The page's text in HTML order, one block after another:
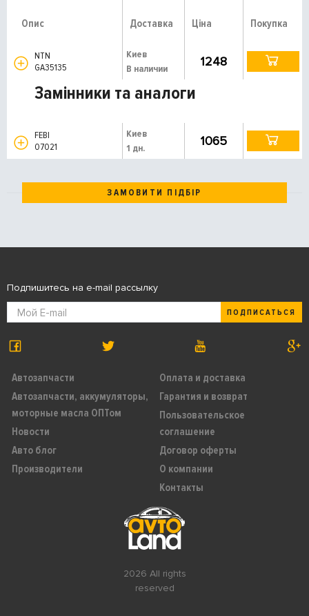
Опис Доставка Ціна Покупка
NTN
GA35135
Киев
В наличии
1248
Замінники та аналоги
FEBI
07021
Киев
1 дн.
1065
ЗАМОВИТИ ПІДБІР
2026 All rights
reserved
Автозапчасти
Автозапчасти, аккумуляторы,
моторные масла ОПТом
Новости
Авто блог
Производители
Оплата и доставка
Гарантия и возврат
Пользовательское
соглашение
Договор оферты
О компании
Контакты
Подпишитесь на e-mail рассылку
ПОДПИСАТЬСЯ